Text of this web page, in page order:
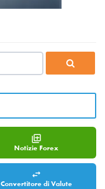
Notizie Forex
Convertitore di Valute